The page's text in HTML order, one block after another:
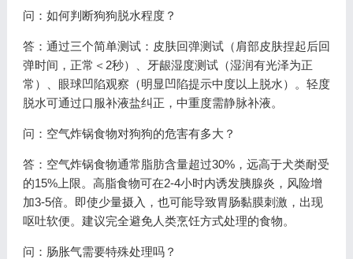
问：如何判断狗狗脱水程度？
答：通过三个简单测试：皮肤回弹测试（肩部皮肤捏起后回
弹时间，正常＜2秒）、牙龈湿度测试（湿润有光泽为正
常）、眼球凹陷观察（明显凹陷提示中度以上脱水）。轻度
脱水可通过口服补液盐纠正，中重度需静脉补液。
问：空气炸锅食物对狗狗的危害有多大？
答：空气炸锅食物通常脂肪含量超过30%，远高于犬类耐受
的15%上限。高脂食物可在2-4小时内诱发胰腺炎，风险增
加3-5倍。即使少量摄入，也可能导致胃肠黏膜刺激，出现
呕吐软便。建议完全避免人类烹饪方式处理的食物。
问：肠胀气需要特殊处理吗？